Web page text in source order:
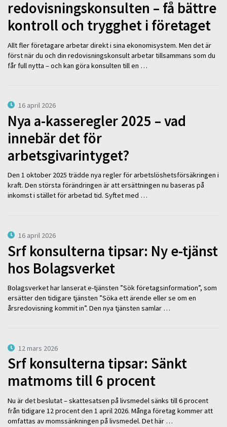
redovisningskonsulten – få bättre
kontroll och trygghet i företaget
Allt fler företagare arbetar direkt i sina ekonomisystem. Men det är
först när du och din redovisningskonsult arbetar tillsammans som du
får full nytta – och kan göra konsulten till en …
16 april 2026
Nya a-kasseregler 2025 – vad
innebär det för
arbetsgivarintyget?
Den 1 oktober 2025 trädde nya regler för arbetslöshetsförsäkringen i
kraft. Den största förändringen är att ersättningen nu baseras på
inkomst i stället för arbetad tid. Syftet med …
16 april 2026
Srf konsulterna tipsar: Ny e-tjänst
hos Bolagsverket
Bolagsverket har lanserat e-tjänsten ”Sök företagsinformation”, som
ersätter den tidigare tjänsten ”Söka ett ärende eller se om en
årsredovisning kommit in”. Den nya tjänsten samlar …
12 mars 2026
Srf konsulterna tipsar: Sänkt
matmoms till 6 procent
Nu är det beslutat – skattesatsen på livsmedel sänks till 6 procent
från tidigare 12 procent den 1 april 2026. Många företag kommer att
omfattas av momssänkningen på livsmedel. Det här …